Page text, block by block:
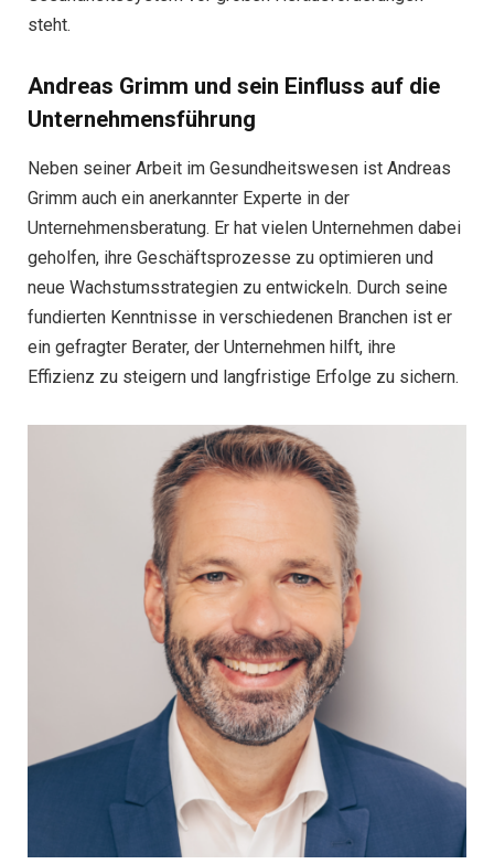
steht.
Andreas Grimm und sein Einfluss auf die
Unternehmensführung
Neben seiner Arbeit im Gesundheitswesen ist Andreas
Grimm auch ein anerkannter Experte in der
Unternehmensberatung. Er hat vielen Unternehmen dabei
geholfen, ihre Geschäftsprozesse zu optimieren und
neue Wachstumsstrategien zu entwickeln. Durch seine
fundierten Kenntnisse in verschiedenen Branchen ist er
ein gefragter Berater, der Unternehmen hilft, ihre
Effizienz zu steigern und langfristige Erfolge zu sichern.